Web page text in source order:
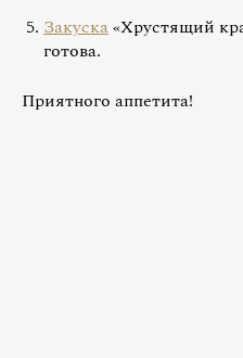
Закуска«Хрустящий
готова.
Приятного аппетита!